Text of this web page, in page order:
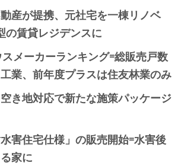
産が提携、元社宅を一棟リノベ
の賃貸レジデンスに
メーカーランキング=総販売戸数
業、前年度プラスは住友林業のみ
き地対応で新たな施策パッケージ
害住宅仕様」の販売開始=水害後
家に